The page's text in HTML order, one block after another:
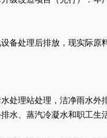
备处理后排放，现实际
处理站处理，洁净雨水
水、蒸汽冷凝水和职工生